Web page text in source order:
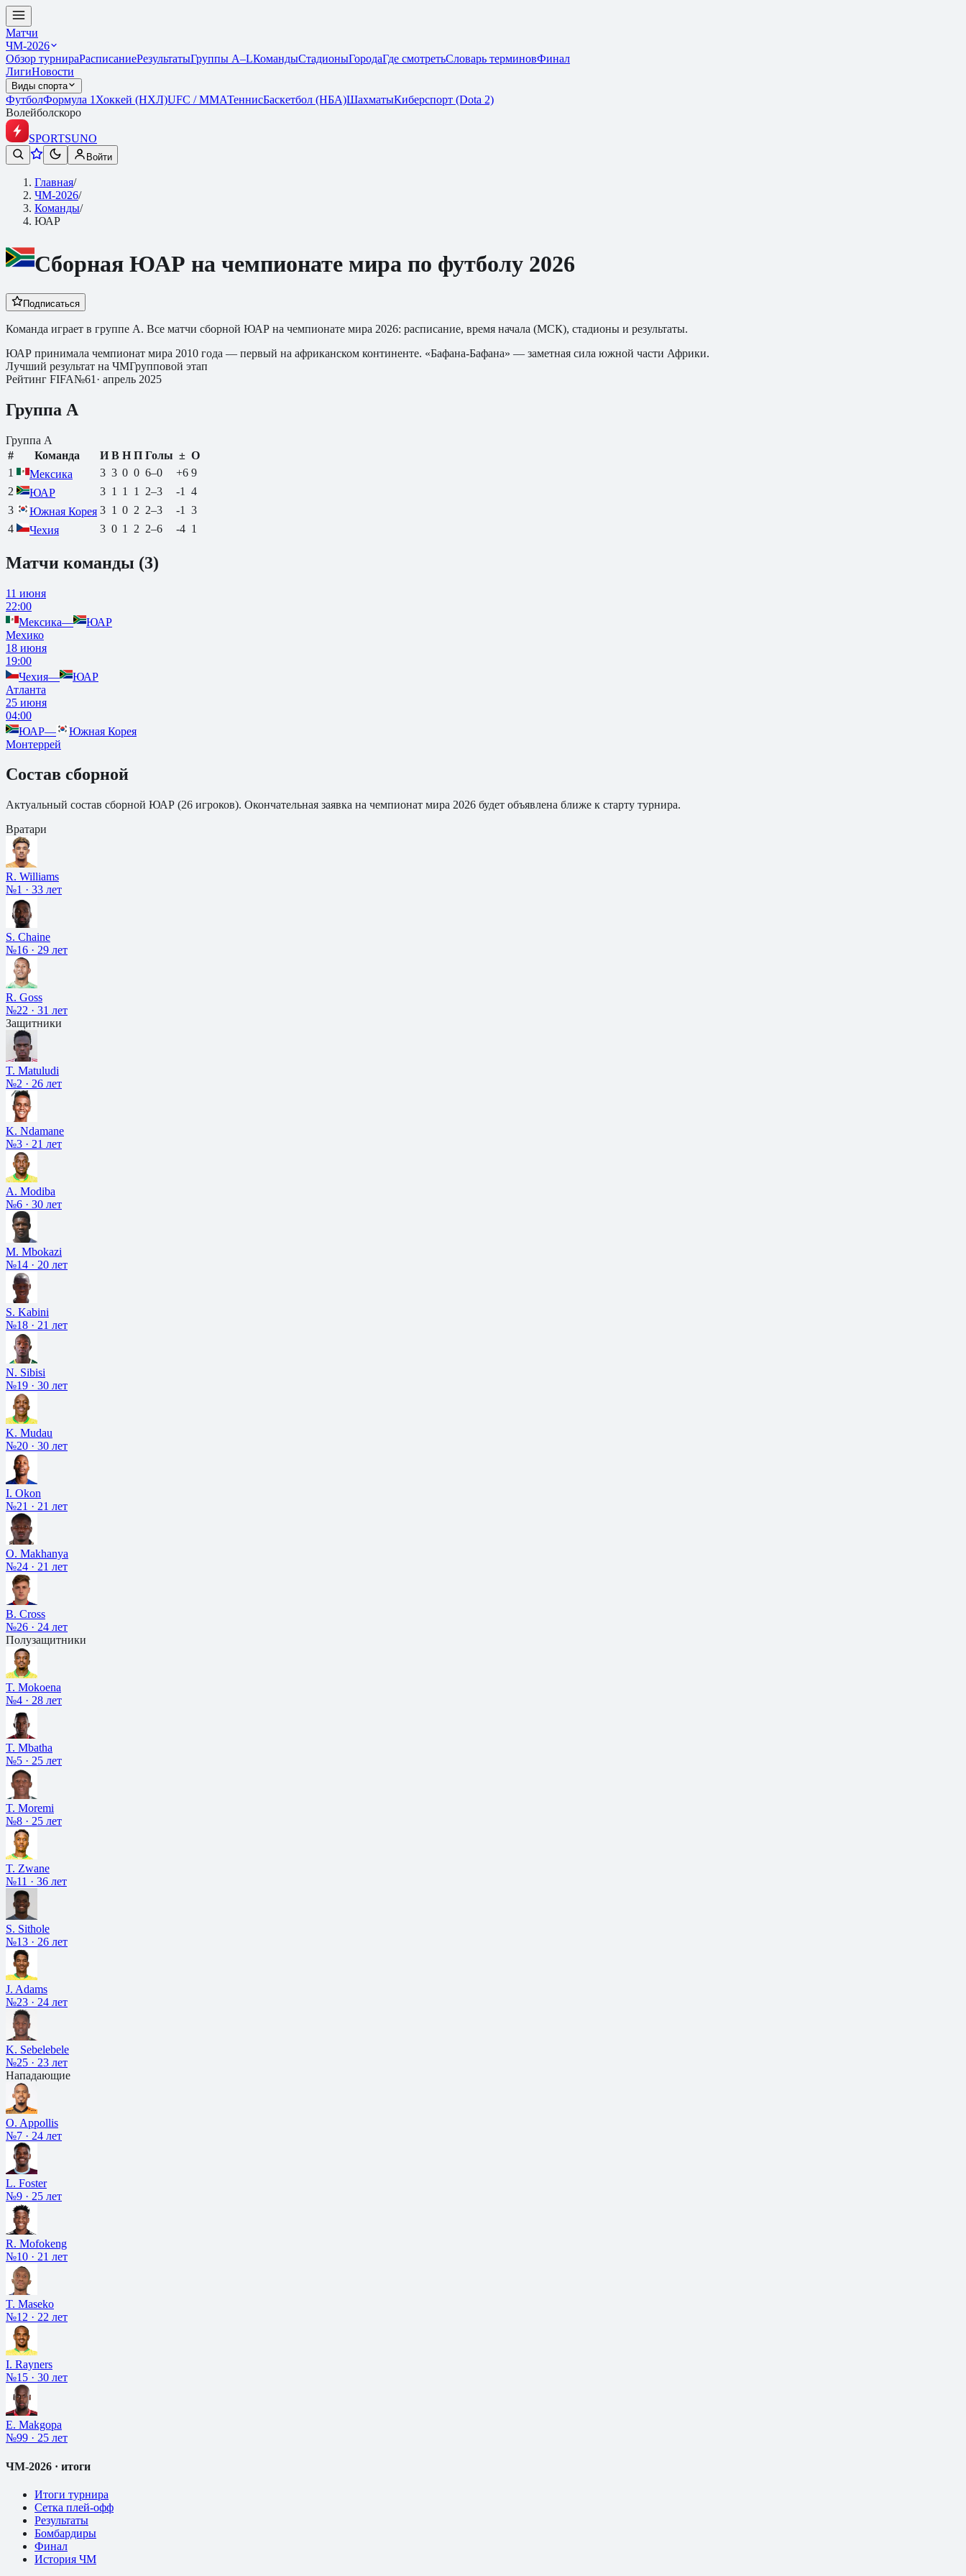
Матчи
ЧМ-2026
Обзор турнираРасписаниеРезультатыГруппы A–LКомандыСтадионыГородаГде смотретьСловарь терминовФинал
ЛигиНовости
Виды спорта
ФутболФормула 1 Хоккей (НХЛ)UFC / ММАТеннисБаскетбол (НБА)ШахматыКиберспорт (Dota 2)
Волейболскоро
SPORTSUNO
Войти
Главная/
ЧМ-2026/
Команды/
ЮАР
Сборная ЮАР на чемпионате мира по футболу 2026
Подписаться
Команда играет в группе A. Все матчи сборной ЮАР на чемпионате мира 2026: расписание, время начала (МСК), стадионы и результаты.
ЮАР принимала чемпионат мира 2010 года — первый на африканском континенте. «Бафана-Бафана» — заметная сила южной части Африки.
Лучший результат на ЧМГрупповой этап
Рейтинг FIFA№61 · апрель 2025
Группа A
Группа A
#
Команда И В Н П Голы ± О
1
Мексика 3 3 0 0 6–0 +6 9
2
ЮАР 3 1 1 1 2–3 -1
4
3
Южная Корея 3 1 0 2 2–3 -1
3
4
Чехия 3 0 1 2 2–6 -4 1
Матчи команды (3)
11 июня
22:00
Мексика—
ЮАР
Мехико
18 июня
19:00
Чехия—
ЮАР
Атланта
25 июня
04:00
ЮАР—
Южная Корея
Монтеррей
Состав сборной
Актуальный состав сборной ЮАР (26 игроков). Окончательная заявка на чемпионат мира 2026 будет объявлена ближе к старту турнира.
Вратари
R. Williams
№1 · 33 лет
S. Chaine
№16 · 29 лет
R. Goss
№22 · 31 лет
Защитники
T. Matuludi
№2 · 26 лет
K. Ndamane
№3 · 21 лет
A. Modiba
№6 · 30 лет
M. Mbokazi
№14 · 20 лет
S. Kabini
№18 · 21 лет
N. Sibisi
№19 · 30 лет
K. Mudau
№20 · 30 лет
I. Okon
№21 · 21 лет
O. Makhanya
№24 · 21 лет
B. Cross
№26 · 24 лет
Полузащитники
T. Mokoena
№4 · 28 лет
T. Mbatha
№5 · 25 лет
T. Moremi
№8 · 25 лет
T. Zwane
№11 · 36 лет
S. Sithole
№13 · 26 лет
J. Adams
№23 · 24 лет
K. Sebelebele
№25 · 23 лет
Нападающие
O. Appollis
№7 · 24 лет
L. Foster
№9 · 25 лет
R. Mofokeng
№10 · 21 лет
T. Maseko
№12 · 22 лет
I. Rayners
№15 · 30 лет
E. Makgopa
№99 · 25 лет
ЧМ-2026 · итоги
Итоги турнира
Сетка плей-офф
Результаты
Бомбардиры
Финал
История ЧМ